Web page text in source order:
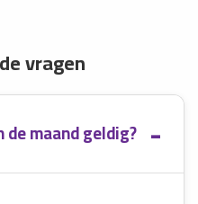
vragen
maand geldig?